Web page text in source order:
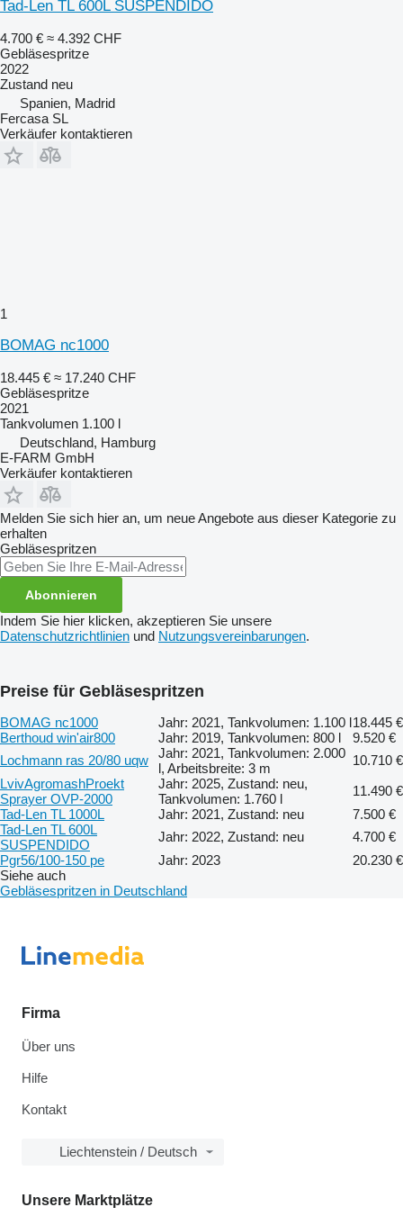
Tad-Len TL 600L SUSPENDIDO
4.700 € ≈ 4.392 CHF
Gebläsespritze
2022
Zustand neu
Spanien, Madrid
Fercasa SL
Verkäufer kontaktieren
1
BOMAG nc1000
18.445 € ≈ 17.240 CHF
Gebläsespritze
2021
Tankvolumen 1.100 l
Deutschland, Hamburg
E-FARM GmbH
Verkäufer kontaktieren
Melden Sie sich hier an, um neue Angebote aus dieser Kategorie zu
erhalten
Gebläsespritzen
Abonnieren
Indem Sie hier klicken, akzeptieren Sie unsere
Datenschutzrichtlinien und Nutzungsvereinbarungen.
Preise für Gebläsespritzen
BOMAG nc1000 Jahr: 2021, Tankvolumen: 1.100 l18.445 €
Berthoud win'air800
Jahr: 2019, Tankvolumen: 800 l
9.520 €
Lochmann ras 20/80 uqw
Jahr: 2021, Tankvolumen: 2.000
l, Arbeitsbreite: 3 m
10.710 €
LvivAgromashProekt
Sprayer OVP-2000
Jahr: 2025, Zustand: neu,
Tankvolumen: 1.760 l
11.490 €
Tad-Len TL 1000L
Jahr: 2021, Zustand: neu
7.500 €
Tad-Len TL 600L
SUSPENDIDO
Jahr: 2022, Zustand: neu
4.700 €
Pgr56/100-150 pe
Jahr: 2023
20.230 €
Siehe auch
Gebläsespritzen in Deutschland
Firma
Über uns
Hilfe
Kontakt
Liechtenstein / Deutsch
Unsere Marktplätze